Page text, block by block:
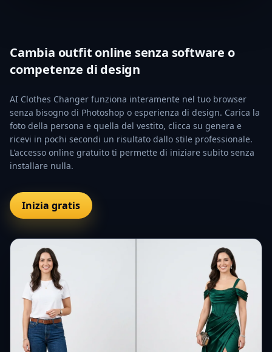
Cambia outfit online senza software o
competenze di design
AI Clothes Changer funziona interamente nel tuo browser
senza bisogno di Photoshop o esperienza di design. Carica la
foto della persona e quella del vestito, clicca su genera e
ricevi in pochi secondi un risultato dallo stile professionale.
L'accesso online gratuito ti permette di iniziare subito senza
installare nulla.
Inizia gratis